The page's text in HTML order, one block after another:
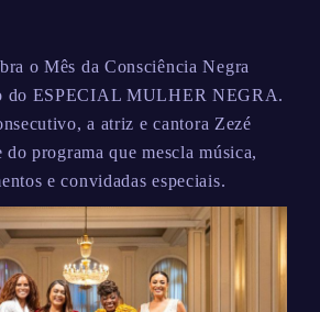
o Mês da Consciência Negra
do ESPECIAL MULHER NEGRA.
a atriz e cantora Zezé
programa que mescla música,
e convidadas especiais.